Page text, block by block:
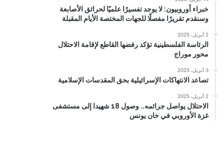
خبراء أوروبيون: لا يوجد تفسيرًا علميًا لحرائق الأصابعة
وسنقدم تقريرًا مفصلًا للجهات المختصة الأيام المقبلة
2 أبريل، 2025
الرئاسة الفلسطينية تؤكد رفضها القاطع لإقامة الاحتلال
محور موراج
3 أبريل، 2025
تصاعد الانتهاكات الإسرائيلية بحق المقدسات الإسلامية
2 أبريل، 2025
الاحتلال يواصل جرائمه.. وصول 18 شهيدا إلى مستشفى
غزة الأوروبي في خان يونس